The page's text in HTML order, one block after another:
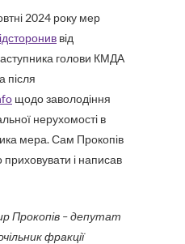
2024 року мер
від
голови КМДА
після
щодо заволодіння
нерухомості в
мера. Сам Прокопів
і написав
Прокопів – депутат
фракції